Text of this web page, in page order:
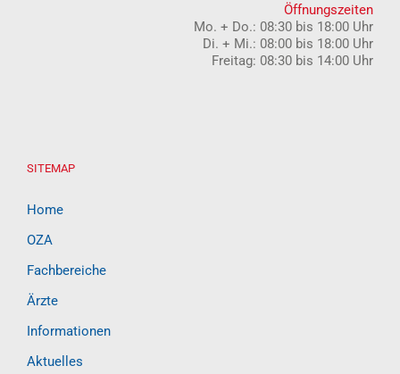
Öffnungszeiten
Mo. + Do.: 08:30 bis 18:00 Uhr
Di. + Mi.: 08:00 bis 18:00 Uhr
Freitag: 08:30 bis 14:00 Uhr
SITEMAP
Home
OZA
Fachbereiche
Ärzte
Informationen
Aktuelles